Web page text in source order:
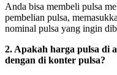
Anda bisa membeli pulsa
pembelian pulsa,
nominal pulsa yang ingin
2. Apakah harga pulsa di
dengan di konter pulsa?